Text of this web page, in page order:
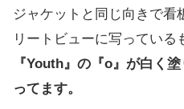
ジャケットと同じ向きで看
リートビューに写っている
『Youth』の『o』が白く
ってます。